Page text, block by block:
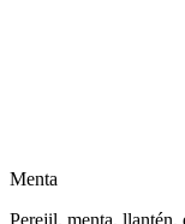
Menta
Perejil, menta, llantén,